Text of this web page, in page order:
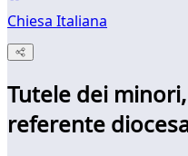
Chiesa Italiana
Tutele dei
referente